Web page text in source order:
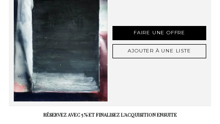
FAIRE UNE OFFRE
AJOUTER À UNE LISTE
RÉSERVEZ AVEC 5 % ET FINALISEZ L'ACQUISITION ENSUITE